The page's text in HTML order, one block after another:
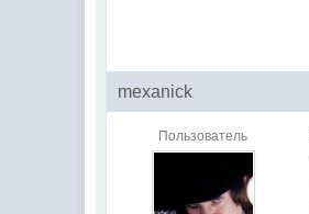
mexanick
Пользователь